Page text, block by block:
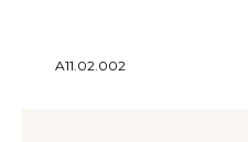
A11.02.002